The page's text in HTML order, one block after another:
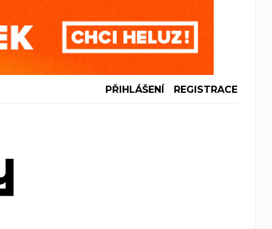
PŘIHLÁŠENÍ REGISTRACE